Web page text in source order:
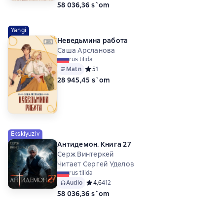
58 036,36 s`om
Yangi
Неведьмина работа
Саша Арсланова
rus tilida
Matn Средний рейтинг 5 на основе 1 оценок
51
28 945,45 s`om
Eksklyuziv
Антидемон. Книга 27
Серж Винтеркей
Читает Сергей Уделов
rus tilida
Audio Средний рейтинг 4,6 на основе 412 оценок
4,6412
58 036,36 s`om